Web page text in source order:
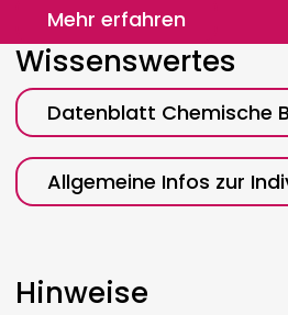
Mehr erfahren
Wissenswertes
Datenblatt Chemische
Allgemeine Infos zur
Hinweise